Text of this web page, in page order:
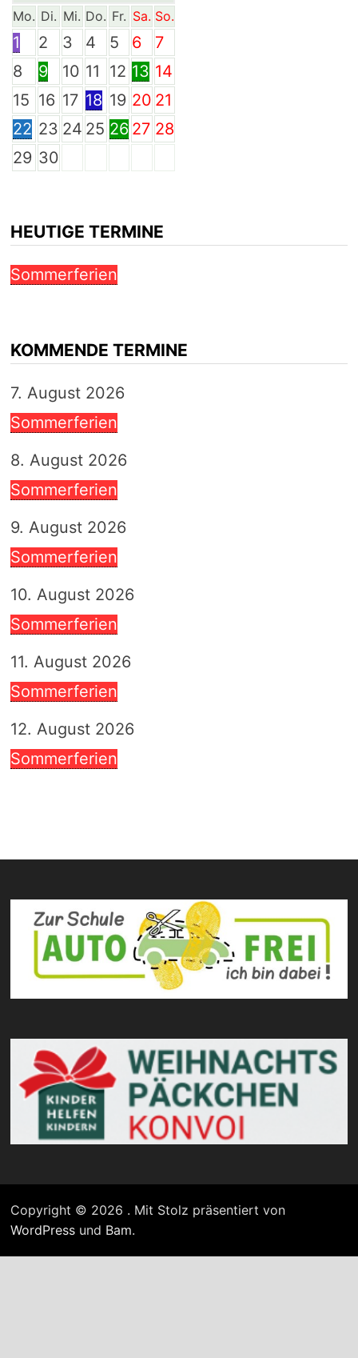
Mo. Di. Mi. Do. Fr. Sa. So.
1 2 3 4 5 6
7
8
9 10 11 12 13 14
15 16 17 18 19 20 21
22 23 24 25 26 27 28
29 30
HEUTIGE TERMINE
Sommerferien
KOMMENDE TERMINE
7. August 2026
Sommerferien
8. August 2026
Sommerferien
9. August 2026
Sommerferien
10. August 2026
Sommerferien
11. August 2026
Sommerferien
12. August 2026
Sommerferien
Copyright © 2026 . Mit Stolz präsentiert von
WordPressund Bam.